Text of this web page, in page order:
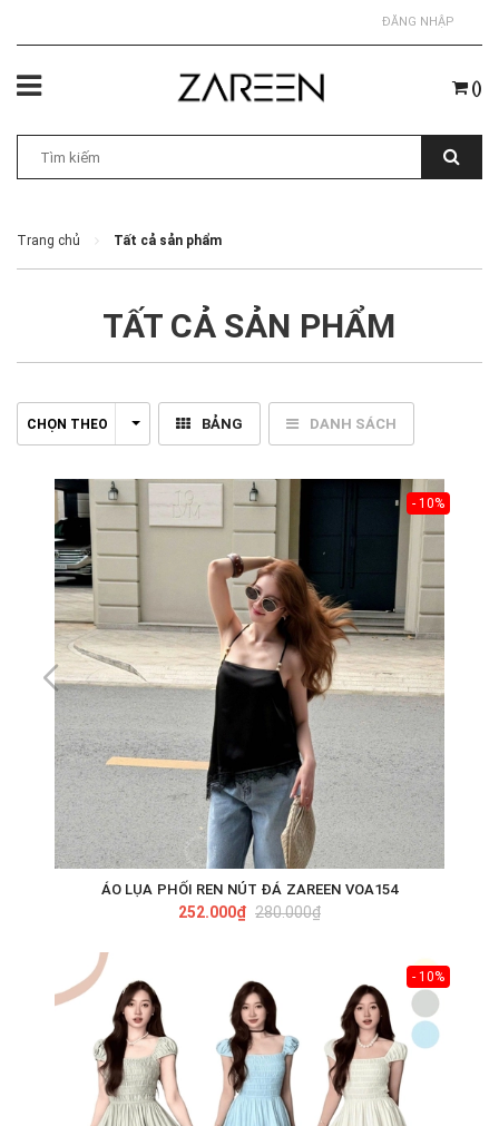
ĐĂNG NHẬP
()
Trang chủ Tất cả sản phẩm
TẤT CẢ SẢN PHẨM
CHỌN THEO BẢNG DANH SÁCH
- 10%
ÁO LỤA PHỐI REN NÚT ĐÁ ZAREEN VOA154
252.000₫ 280.000₫
- 10%